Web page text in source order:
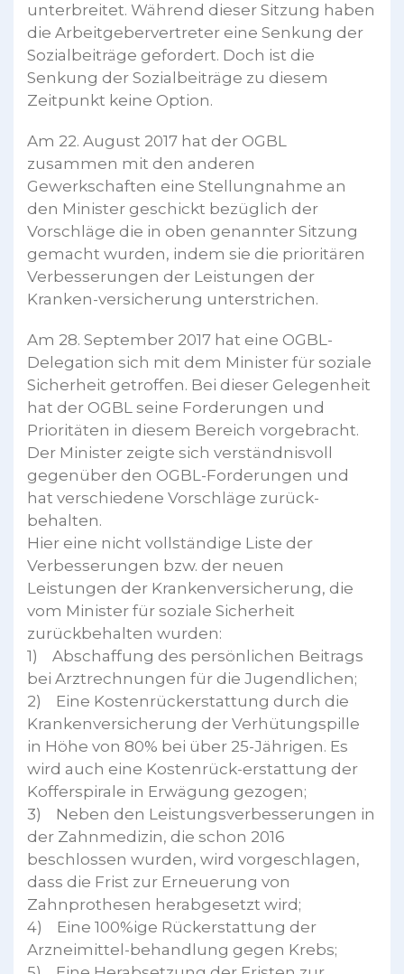
unterbreitet. Während dieser Sitzung haben
die Arbeitgebervertreter eine Senkung der
Sozialbeiträge gefordert. Doch ist die
Senkung der Sozialbeiträge zu diesem
Zeitpunkt keine Option.
Am 22. August 2017 hat der OGBL
zusammen mit den anderen
Gewerkschaften eine Stellungnahme an
den Minister geschickt bezüglich der
Vorschläge die in oben genannter Sitzung
gemacht wurden, indem sie die prioritären
Verbesserungen der Leistungen der
Kranken-versicherung unterstrichen.
Am 28. September 2017 hat eine OGBL-
Delegation sich mit dem Minister für soziale
Sicherheit getroffen. Bei dieser Gelegenheit
hat der OGBL seine Forderungen und
Prioritäten in diesem Bereich vorgebracht.
Der Minister zeigte sich verständnisvoll
gegenüber den OGBL-Forderungen und
hat verschiedene Vorschläge zurück-
behalten.
Hier eine nicht vollständige Liste der
Verbesserungen bzw. der neuen
Leistungen der Krankenversicherung, die
vom Minister für soziale Sicherheit
zurückbehalten wurden:
1) Abschaffung des persönlichen Beitrags
bei Arztrechnungen für die Jugendlichen;
2) Eine Kostenrückerstattung durch die
Krankenversicherung der Verhütungspille
in Höhe von 80% bei über 25-Jährigen. Es
wird auch eine Kostenrück-erstattung der
Kofferspirale in Erwägung gezogen;
3) Neben den Leistungsverbesserungen in
der Zahnmedizin, die schon 2016
beschlossen wurden, wird vorgeschlagen,
dass die Frist zur Erneuerung von
Zahnprothesen herabgesetzt wird;
4) Eine 100%ige Rückerstattung der
Arzneimittel-behandlung gegen Krebs;